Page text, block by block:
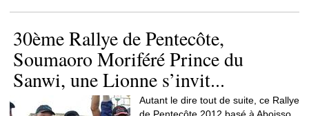
30ème Rallye de Pentecôte,
Soumaoro Moriféré Prince du
Sanwi, une Lionne s’invit...
Autant le dire tout de suite, ce Rallye